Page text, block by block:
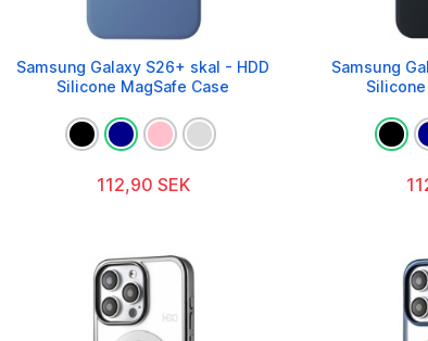
Samsung Galaxy S26+ skal - HDD
Silicone MagSafe Case
112,90 SEK
Samsung